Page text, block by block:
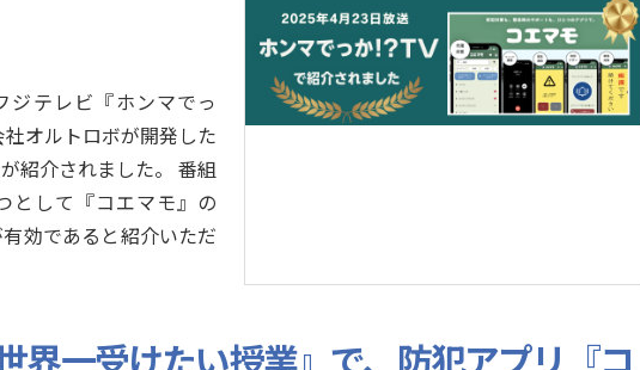
ジテレビ『ホンマでっ
オルトロボが開発した
紹介されました。 番組
として『コエマモ』の
効であると紹介いただ